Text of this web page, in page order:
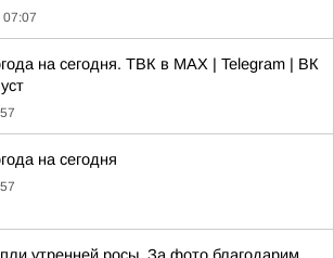
07:07
на сегодня. ТВК в MAX | Telegram | ВК
на сегодня